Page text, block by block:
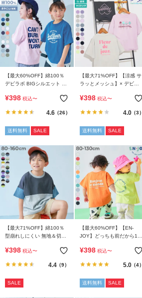
ら
す
新
作
か
ら
探
す
特
集
す
子
ど
も
服
コ
ム
【最大60%OFF】綿100％
デビラボ BIGシルエット プ
¥398 税込〜
4.6（26）
送料無料 SALE
【最大71%OFF】【涼感 サ
ラッとメッシュ】× デビラ
シャツ
¥398 税込〜
4.0（3）
送料無料 SALE
【最大71%OFF】綿100％
型崩れしにくい 無地＆切替
ツ
¥398 税込〜
4.4（9）
SALE
【最大60%OFF】【EN-
JOY】どっちも前だから1人
シャツ
¥398 税込〜
5.0（4）
送料無料 SALE